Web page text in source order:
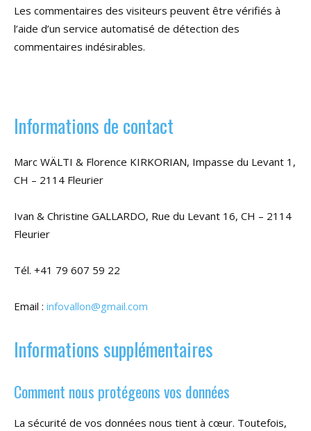
Les commentaires des visiteurs peuvent être vérifiés à
l’aide d’un service automatisé de détection des
commentaires indésirables.
Informations de contact
Marc WÄLTI & Florence KIRKORIAN, Impasse du Levant 1,
CH – 2114 Fleurier
Ivan & Christine GALLARDO, Rue du Levant 16, CH – 2114
Fleurier
Tél. +41 79 607 59 22
Email : infovallon@gmail.com
Informations supplémentaires
Comment nous protégeons vos données
La sécurité de vos données nous tient à cœur. Toutefois,